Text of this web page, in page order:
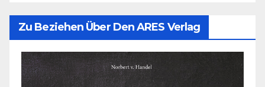
Zu Beziehen Über Den ARES Verlag